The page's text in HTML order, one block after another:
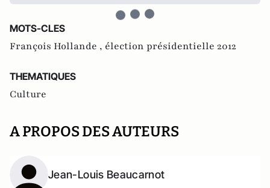
MOTS-CLES
François Hollande , élection présidentielle 2012
THEMATIQUES
Culture
A PROPOS DES AUTEURS
Jean-Louis Beaucarnot